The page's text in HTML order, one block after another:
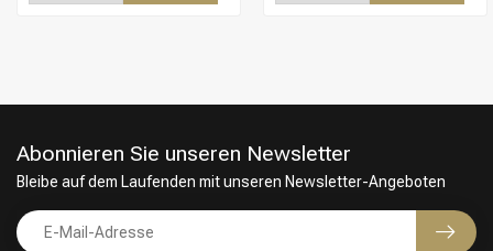
Abonnieren Sie unseren Newsletter
Bleibe auf dem Laufenden mit unseren Newsletter-Angeboten